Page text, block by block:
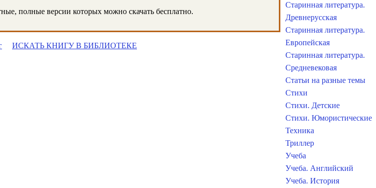
полные версии которых можно скачать бесплатно.
ИСКАТЬ КНИГУ В БИБЛИОТЕКЕ
Старинная литература.
Древнерусская
Старинная литература.
Европейская
Старинная литература.
Средневековая
Статьи на разные темы
Стихи
Стихи. Детские
Стихи. Юмористические
Техника
Триллер
Учеба
Учеба. Английский
Учеба. История